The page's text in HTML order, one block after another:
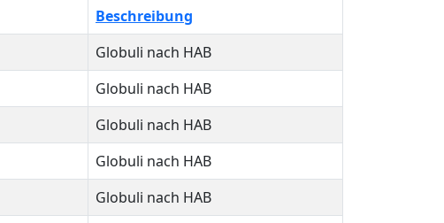
Beschreibung
Globuli nach HAB
Globuli nach HAB
Globuli nach HAB
Globuli nach HAB
Globuli nach HAB